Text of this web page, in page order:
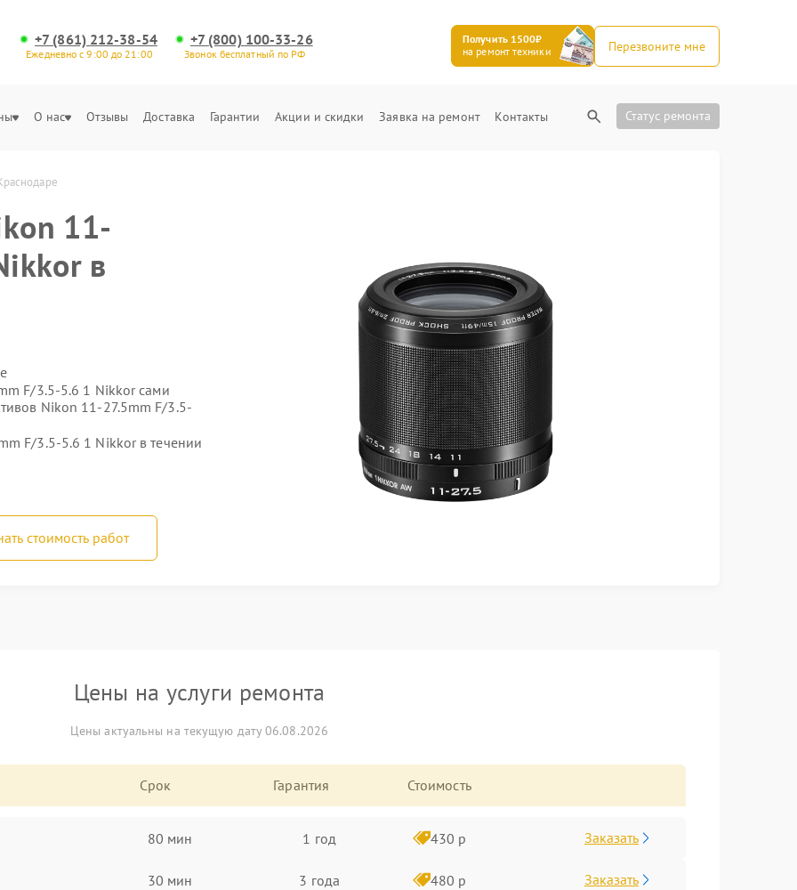
+7 (861) 212-38-54
Ежедневно с 9:00 до 21:00
+7 (800) 100-33-26
Звонок бесплатный по РФ
Получить 1500₽
на ремонт техники
Перезвоните мне
О нас Отзывы Доставка Гарантии Акции и скидки Заявка на ремонт Контакты Статус ремонта
11-
в
F/3.5-5.6 1 Nikkor сами
Nikon 11-27.5mm F/3.5-
F/3.5-5.6 1 Nikkor в течении
стоимость работ
Цены на услуги ремонта
Цены актуальны на текущую дату 06.08.2026
Срок Гарантия Стоимость
80 мин 1 год 430 р Заказать
30 мин 3 года 480 р Заказать